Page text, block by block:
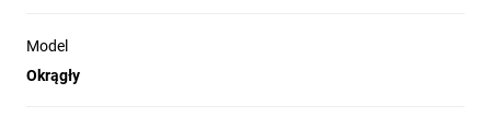
Model
Okrągły